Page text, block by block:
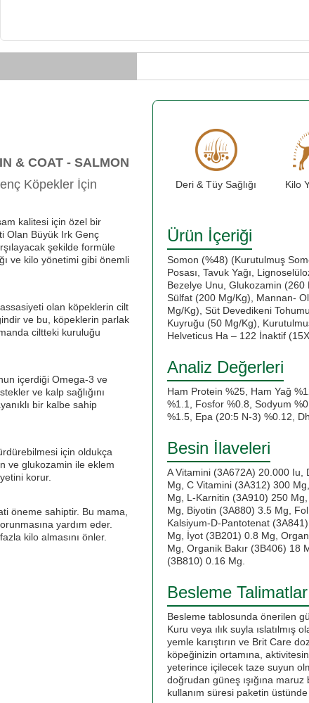
& COAT - SALMON
Köpekler İçin
kalitesi için özel bir
Olan Büyük Irk Genç
şekilde formüle
ve kilo yönetimi gibi önemli
olan köpeklerin cilt
ve bu, köpeklerin parlak
ciltteki kuruluğu
içerdiği Omega-3 ve
ve kalp sağlığını
bir kalbe sahip
için oldukça
ve glukozamin ile eklem
korur.
öneme sahiptir. Bu mama,
yardım eder.
kilo almasını önler.
Deri & Tüy Sağlığı Kilo
Ürün İçeriği
Somon (%48) (Kurutulmuş
Posası, Tavuk Yağı,
Bezelye Unu, Glukozamin
Sülfat (200 Mg/Kg), Mannan-
Mg/Kg), Süt Devedikeni
Kuyruğu (50 Mg/Kg),
Helveticus Ha – 122 İnaktif
Analiz Değerleri
Ham Protein %25, Ham Yağ
%1.1, Fosfor %0.8, Sodyum
%1.5, Epa (20:5 N-3) %0.12,
Besin İlaveleri
A Vitamini (3A672A) 20.000 Iu,
Mg, C Vitamini (3A312) 300
Mg, L-Karnitin (3A910) 250
Mg, Biyotin (3A880) 3.5 Mg,
Kalsiyum-D-Pantotenat
Mg, İyot (3B201) 0.8 Mg,
Mg, Organik Bakır (3B406) 18
(3B810) 0.16 Mg.
Besleme
Besleme tablosunda önerilen
Kuru veya ılık suyla ıslatılmış
yemle karıştırın ve Brit Care
köpeğinizin ortamına,
yeterince içilecek taze suyun
doğrudan güneş ışığına
kullanım süresi paketin